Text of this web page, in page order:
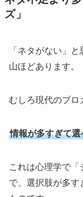
ズ」
「ネタがない」
山ほどあります。
むしろ現代のブロ
情報が多すぎて
これは心理学で「
で、選択肢が多す